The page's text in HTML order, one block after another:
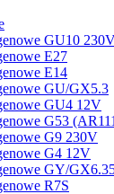
GU10
E27
E14
GU/GX5.3
GU4 12V
G53
G9 230V
G4 12V
GY/
R7S